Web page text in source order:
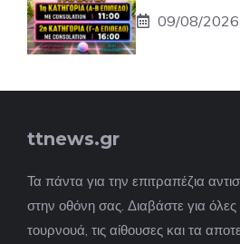
09/08/2026
ttnews.gr
Τα πάντα για την επιτραπέζια
στην οθόνη σας. Διαβάστε για όλες
τουρνουά, τις αίθουσες και τα